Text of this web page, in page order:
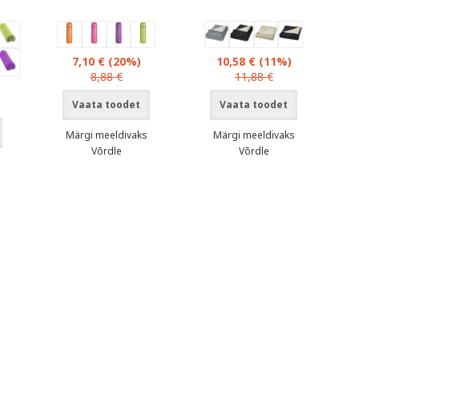
7,10 € (20%)
8,88 €
Vaata toodet
Märgi meeldivaks
Võrdle
10,58 € (11%)
11,88 €
Vaata toodet
Märgi meeldivaks
Võrdle